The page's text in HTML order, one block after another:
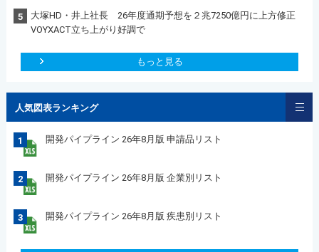
5
大塚HD・井上社長 26年度通期予想を２兆7250億円に上方修正
VOYXACT立ち上がり好調で
もっと見る
人気図表ランキング
1 開発パイプライン 26年8月版 申請品リスト
2 開発パイプライン 26年8月版 企業別リスト
3 開発パイプライン 26年8月版 疾患別リスト